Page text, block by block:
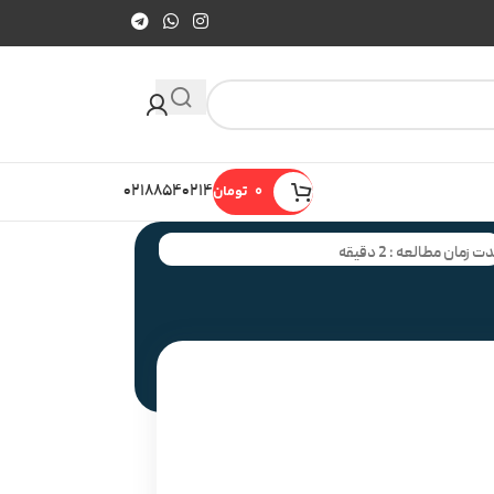
تومان۰۲۱۸۸۵۴۰۲۱۴
زمان مطالعه : 2 دقیقه